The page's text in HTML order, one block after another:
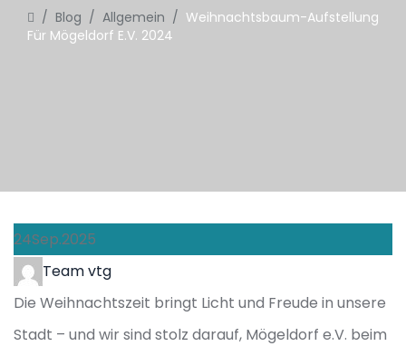
/ Blog / Allgemein / Weihnachtsbaum-Aufstellung
Für Mögeldorf E.V. 2024
24Sep.2025
Author
Team vtg
Die Weihnachtszeit bringt Licht und Freude in unsere
Stadt – und wir sind stolz darauf, Mögeldorf e.V. beim